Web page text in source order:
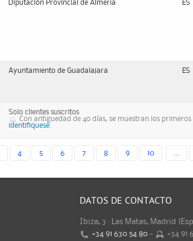
Diputación Provincial de Almería ES
Ayuntamiento de Guadalajara ES
Solo clientes suscritos
Con antiguedad de 40 días, se muestran los
identifiquese.
4 5 6 7 8 9 10
DATOS DE CONTACTO
Ibiza, 3 · Las Matas, Madrid
+34 91 630 54 80 - +34 91